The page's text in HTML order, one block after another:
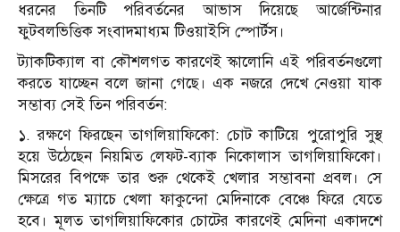
ধরনের তিনটি পরিবর্তনের আভাস দিয়েছে আর্জেন্টিনার
ফুটবলভিত্তিক সংবাদমাধ্যম টিওয়াইসি স্পোর্টস।
ট্যাকটিক্যাল বা কৌশলগত কারণেই স্কালোনি এই পরিবর্তনগুলো
করতে যাচ্ছেন বলে জানা গেছে। এক নজরে দেখে নেওয়া যাক
সম্ভাব্য সেই তিন পরিবর্তন:
১. রক্ষণে ফিরছেন তাগলিয়াফিকো: চোট কাটিয়ে পুরোপুরি সুস্থ
হয়ে উঠেছেন নিয়মিত লেফট-ব্যাক নিকোলাস তাগলিয়াফিকো।
মিসরের বিপক্ষে তার শুরু থেকেই খেলার সম্ভাবনা প্রবল। সে
ক্ষেত্রে গত ম্যাচে খেলা ফাকুন্দো মেদিনাকে বেঞ্চে ফিরে যেতে
হবে। মূলত তাগলিয়াফিকোর চোটের কারণেই মেদিনা একাদশে